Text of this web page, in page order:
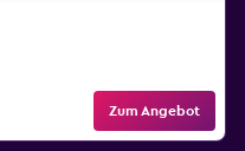
Zum Angebot